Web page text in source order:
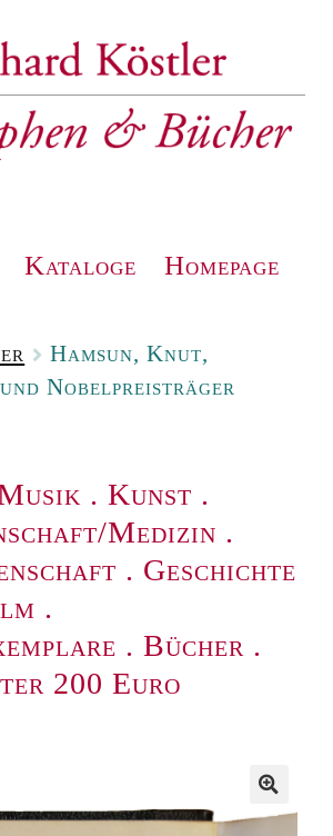
Kataloge Homepage
Hamsun, Knut,
Nobelpreisträger
. Kunst .
Medizin .
. Geschichte
.
. Bücher .
200 Euro